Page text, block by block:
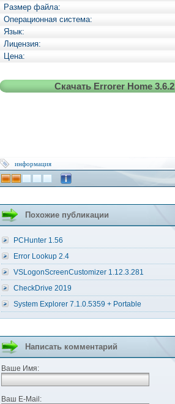
Размер файла:
Операционная система:
Язык:
Лицензия:
Цена:
Скачать Errorer Home 3.6.2
информация
Похожие публикации
PCHunter 1.56
Error Lookup 2.4
VSLogonScreenCustomizer 1.12.3.281
CheckDrive 2019
System Explorer 7.1.0.5359 + Portable
Написать комментарий
Ваше Имя:
Ваш E-Mail: